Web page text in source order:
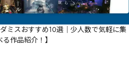
ミスおすすめ10選｜少人数で気軽に集
作品紹介！】